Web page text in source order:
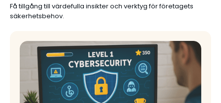
Få tillgång till värdefulla insikter och verktyg för företagets
säkerhetsbehov.